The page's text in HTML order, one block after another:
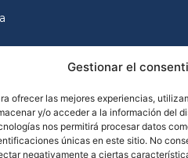
Gestionar el
ofrecer las mejores experiencias,
y/o acceder a la información del
nos permitirá procesar datos
únicas en este sitio. No
negativamente a ciertas